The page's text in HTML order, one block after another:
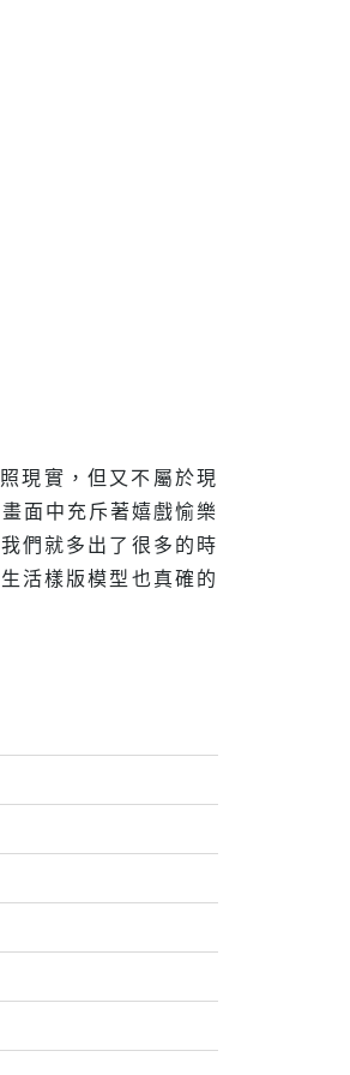
現實，但又不屬於現
面中充斥著嬉戲愉樂
們就多出了很多的時
活樣版模型也真確的